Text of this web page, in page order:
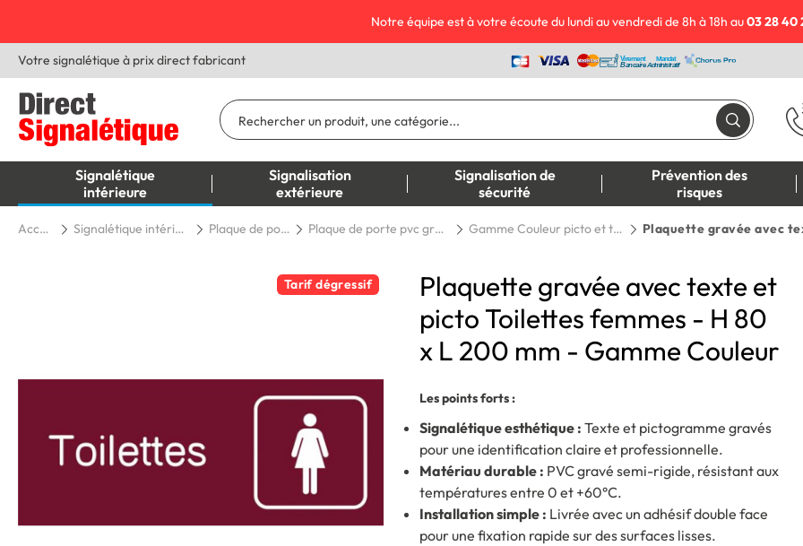
Notre équipe est à votre écoute du lundi au vendredi de 8h à 18h au03 28 40
Votre signalétique à prix direct fabricant
Signalétique
intérieure
Signalisation
extérieure
Signalisation de
sécurité
Prévention des
risques
Accueil Signalétique intérieure Plaque de porte Plaque de porte pvc gravée Gamme Couleur picto et texte
Tarif dégressif
Plaquette gravée avec texte et
picto Toilettes femmes - H 80
x L 200 mm - Gamme Couleur
Les points forts :
Signalétique esthétique : Texte et pictogramme gravés
pour une identification claire et professionnelle.
Matériau durable : PVC gravé semi-rigide, résistant aux
températures entre 0 et +60°C.
Installation simple : Livrée avec un adhésif double face
pour une fixation rapide sur des surfaces lisses.